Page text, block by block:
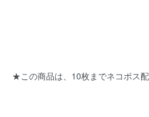
★この商品は、10枚までネコポス